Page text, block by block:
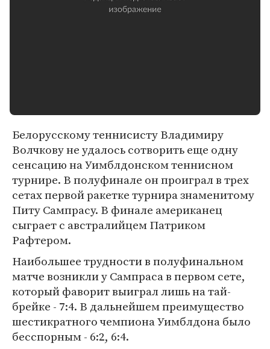
Белорусскому теннисисту Владимиру
Волчкову не удалось сотворить еще одну
сенсацию на Уимблдонском теннисном
турнире. В полуфинале он проиграл в трех
сетах первой ракетке турнира знаменитому
Питу Сампрасу. В финале американец
сыграет с австралийцем Патриком
Рафтером.
Наибольшее трудности в полуфинальном
матче возникли у Сампраса в первом сете,
который фаворит выиграл лишь на тай-
брейке - 7:4. В дальнейшем преимущество
шестикратного чемпиона Уимблдона было
бесспорным - 6:2, 6:4.